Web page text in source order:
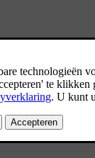
u een kort